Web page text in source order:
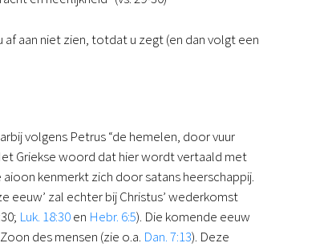
af aan niet zien, totdat u zegt (en dan volgt een
volgens Petrus “de hemelen, door vuur
Griekse woord dat hier wordt vertaald met
aioon kenmerkt zich door satans heerschappij.
eeuw’ zal echter bij Christus’ wederkomst
Luk. 18:30en Hebr. 6:5). Die komende eeuw
des mensen (zie o.a. Dan. 7:13). Deze